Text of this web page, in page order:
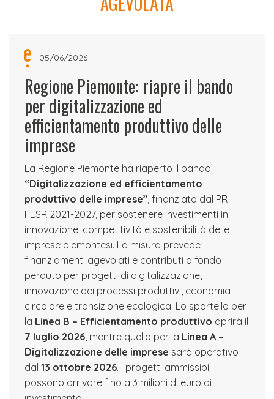
05/06/2026
Regione Piemonte: riapre il bando
per digitalizzazione ed
efficientamento produttivo delle
imprese
La Regione Piemonte ha riaperto il bando
“Digitalizzazione ed efficientamento
produttivo delle imprese”, finanziato dal PR
FESR 2021-2027, per sostenere investimenti in
innovazione, competitività e sostenibilità delle
imprese piemontesi. La misura prevede
finanziamenti agevolati e contributi a fondo
perduto per progetti di digitalizzazione,
innovazione dei processi produttivi, economia
circolare e transizione ecologica. Lo sportello per
la Linea B – Efficientamento produttivo aprirà il
7 luglio 2026, mentre quello per la Linea A –
Digitalizzazione delle imprese sarà operativo
dal 13 ottobre 2026. I progetti ammissibili
possono arrivare fino a 3 milioni di euro di